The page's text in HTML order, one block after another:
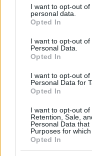
not limited to your visit
grant or deny consent
use your data for
consent section.
I want to opt-out
personal data.
Opted In
I want to opt-out
Personal Data.
Opted In
I want to opt-out
Personal Data for
Opted In
I want to opt-out of
Retention, Sale,
Personal Data
Purposes for
Opted In
Hirdetés